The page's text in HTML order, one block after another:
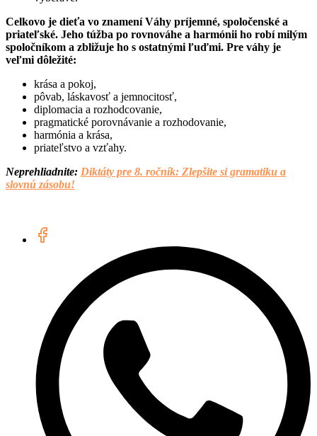
Celkovo je dieťa vo znamení Váhy príjemné, spoločenské a
priateľské. Jeho túžba po rovnováhe a harmónii ho robí milým
spoločníkom a zbližuje ho s ostatnými ľuďmi. Pre váhy je
veľmi dôležité:
krása a pokoj,
pôvab, láskavosť a jemnocitosť,
diplomacia a rozhodcovanie,
pragmatické porovnávanie a rozhodovanie,
harmónia a krása,
priateľstvo a vzťahy.
Neprehliadnite: Diktáty pre 8. ročník: Zlepšite si gramatiku a
slovnú zásobu!